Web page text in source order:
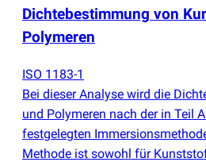
Dichtebestimmung von
Polymeren
ISO 1183-1
Bei dieser Analyse wird die
und Polymeren nach der in Teil
festgelegten
Methode ist sowohl für